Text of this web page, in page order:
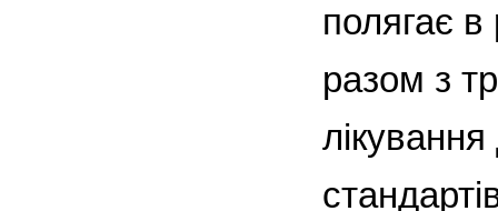
полягає в
разом з
лікування